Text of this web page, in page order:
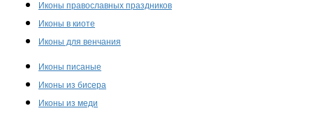
Иконы православных праздников
Иконы в киоте
Иконы для венчания
Иконы писаные
Иконы из бисера
Иконы из меди